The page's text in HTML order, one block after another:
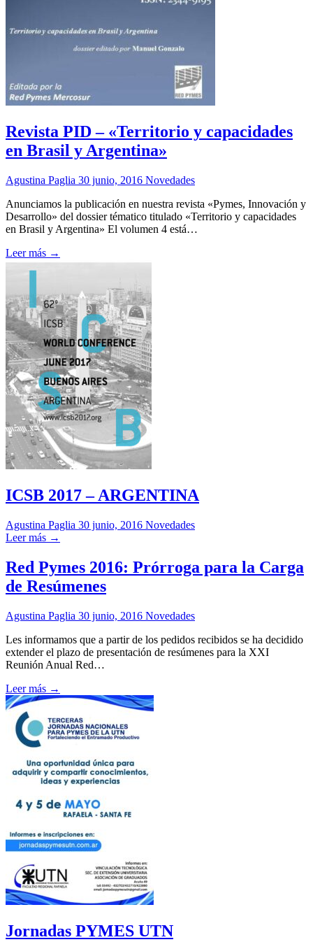
Revista PID – «Territorio y capacidades
en Brasil y Argentina»
Agustina Paglia 30 junio, 2016 Novedades
Anunciamos la publicación en nuestra revista «Pymes, Innovación y
Desarrollo» del dossier tématico titulado «Territorio y capacidades
en Brasil y Argentina» El volumen 4 está…
Leer más →
ICSB 2017 – ARGENTINA
Agustina Paglia 30 junio, 2016 Novedades
Leer más →
Red Pymes 2016: Prórroga para la Carga
de Resúmenes
Agustina Paglia 30 junio, 2016 Novedades
Les informamos que a partir de los pedidos recibidos se ha decidido
extender el plazo de presentación de resúmenes para la XXI
Reunión Anual Red…
Leer más →
Jornadas PYMES UTN